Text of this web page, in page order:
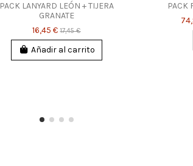
PACK LANYARD LEÓN + TIJERA
GRANATE
16,45 €17,45 €
Añadir al carrito
PACK